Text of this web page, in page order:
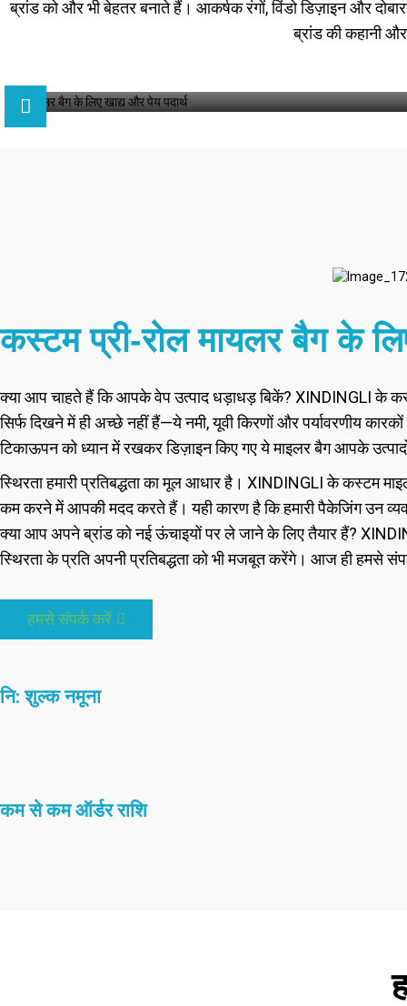
ब्रांड को और भी बेहतर बनाते हैं। आकर्षक रंगों, विंडो डिज़ाइन और
ब्रांड की कहानी
कस्टम प्री-रोल मायलर बैग के
क्या आप चाहते हैं कि आपके वेप उत्पाद धड़ाधड़ बिकें? XINDINGLI के
सिर्फ दिखने में ही अच्छे नहीं हैं—ये नमी, यूवी किरणों और पर्यावरणीय
टिकाऊपन को ध्यान में रखकर डिज़ाइन किए गए ये माइलर बैग आपके
स्थिरता हमारी प्रतिबद्धता का मूल आधार है। XINDINGLI के कस्टम
कम करने में आपकी मदद करते हैं। यही कारण है कि हमारी पैकेजिंग उन
क्या आप अपने ब्रांड को नई ऊंचाइयों पर ले जाने के लिए तैयार हैं?
स्थिरता के प्रति अपनी प्रतिबद्धता को भी मजबूत करेंगे। आज ही हमसे
हमसे संपर्क करें
नि: शुल्क नमूना
कम से कम ऑर्डर राशि